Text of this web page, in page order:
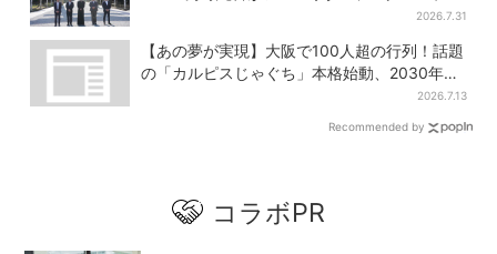
2026.7.31
【あの夢が実現】大阪で100人超の行列！話題
の「カルピスじゃぐち」本格始動、2030年ま
2026.7.13
Recommended by
コラボPR